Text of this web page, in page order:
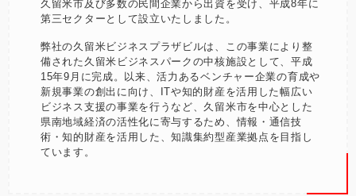
久留米市及び多数の民間企業から出資を受け、平成8年に
第三セクターとして設立いたしました。
弊社の久留米ビジネスプラザビルは、この事業により整
備された久留米ビジネスパークの中核施設として、平成
15年9月に完成。以来、活力あるベンチャー企業の育成や
新規事業の創出に向け、ITや知的財産を活用した幅広い
ビジネス支援の事業を行うなど、久留米市を中心とした
県南地域経済の活性化に寄与するため、情報・通信技
術・知的財産を活用した、知識集約型産業拠点を目指し
ています。